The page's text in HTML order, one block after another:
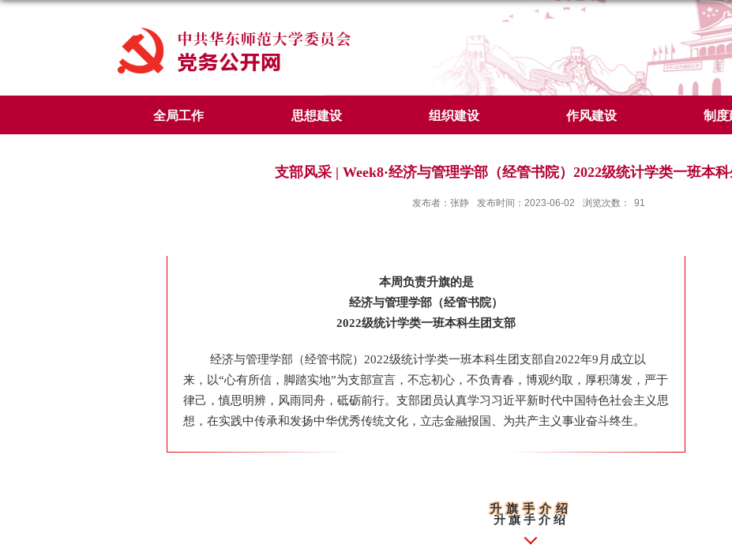
全局工作 思想建设 组织建设 作风建设 制度
支部风采 | Week8·经济与管理学部（经管书院）2022级统计学类一班本
发布者：张静 发布时间：2023-06-02 浏览次数： 91
本周负责升旗的是
经济与管理学部（经管书院）
2022级统计学类一班本科生团支部
经济与管理学部（经管书院）2022级统计学类一班本科生团支部自2022年9月成立以
来，以“心有所信，脚踏实地”为支部宣言，不忘初心，不负青春，博观约取，厚积薄发，严于
律己，慎思明辨，风雨同舟，砥砺前行。支部团员认真学习习近平新时代中国特色社会主义思
想，在实践中传承和发扬中华优秀传统文化，立志金融报国、为共产主义事业奋斗终生。
升旗手介绍
升旗手介绍